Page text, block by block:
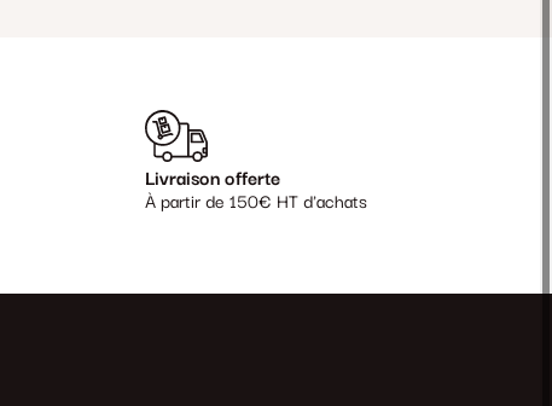
Livraison offerte
À partir de 150€ HT d'achats